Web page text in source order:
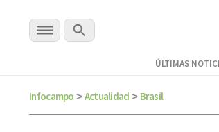
ÚLTIMAS
Infocampo > Actualidad > Brasil